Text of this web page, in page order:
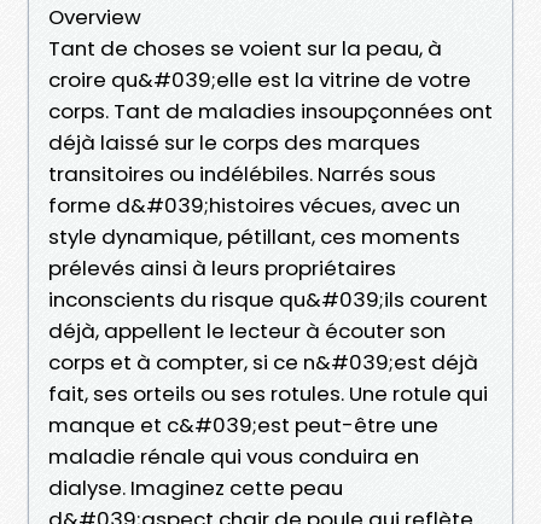
Overview
Tant de choses se voient sur la peau, à
croire qu&#039;elle est la vitrine de votre
corps. Tant de maladies insoupçonnées ont
déjà laissé sur le corps des marques
transitoires ou indélébiles. Narrés sous
forme d&#039;histoires vécues, avec un
style dynamique, pétillant, ces moments
prélevés ainsi à leurs propriétaires
inconscients du risque qu&#039;ils courent
déjà, appellent le lecteur à écouter son
corps et à compter, si ce n&#039;est déjà
fait, ses orteils ou ses rotules. Une rotule qui
manque et c&#039;est peut-être une
maladie rénale qui vous conduira en
dialyse. Imaginez cette peau